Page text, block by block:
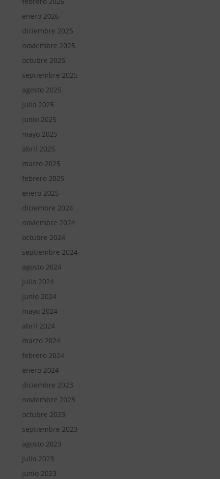
enero 2026
diciembre 2025
noviembre 2025
octubre 2025
septiembre 2025
agosto 2025
julio 2025
junio 2025
mayo 2025
abril 2025
marzo 2025
febrero 2025
enero 2025
diciembre 2024
noviembre 2024
octubre 2024
septiembre 2024
agosto 2024
julio 2024
junio 2024
mayo 2024
abril 2024
marzo 2024
febrero 2024
enero 2024
diciembre 2023
noviembre 2023
octubre 2023
septiembre 2023
agosto 2023
julio 2023
junio 2023